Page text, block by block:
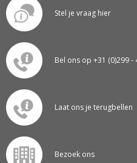
Stel je vraag hier
Bel ons op +31 (0)299 -
Laat ons je terugbellen
Bezoek ons